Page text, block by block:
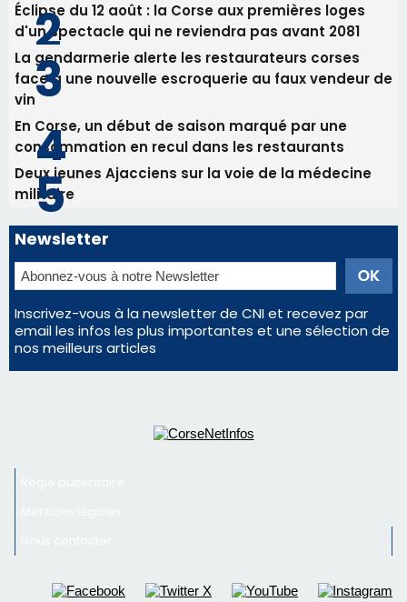
Commandant Antoine de Saint Exupery
Les plus lus
Satine Nomary est la nouvelle Miss Corse 2026
Éclipse du 12 août : la Corse aux premières loges
d'un spectacle qui ne reviendra pas avant 2081
La gendarmerie alerte les restaurateurs corses
face à une nouvelle escroquerie au faux vendeur de
vin
En Corse, un début de saison marqué par une
consommation en recul dans les restaurants
Deux jeunes Ajacciens sur la voie de la médecine